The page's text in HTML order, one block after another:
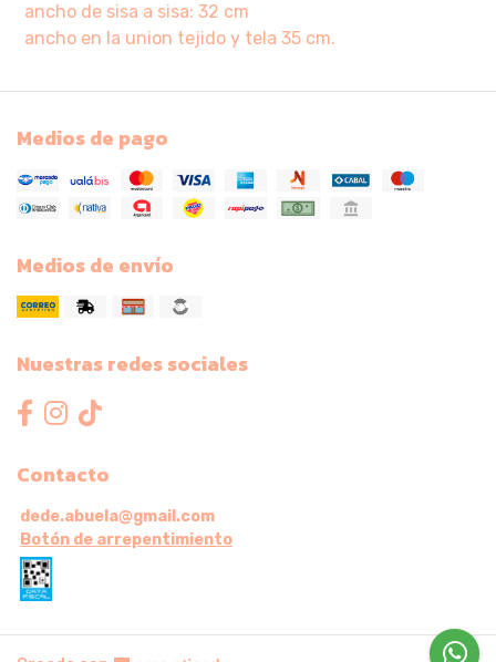
ancho de sisa a sisa: 32 cm
ancho en la union tejido y tela 35 cm.
Medios de pago
Medios de envío
Nuestras redes sociales
Contacto
dede.abuela@gmail.com
Botón de arrepentimiento